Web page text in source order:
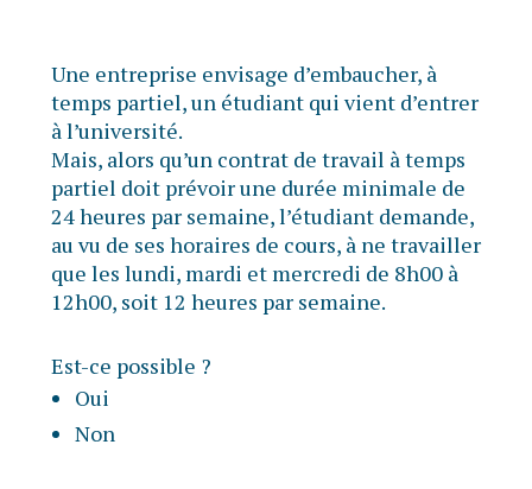
Une entreprise envisage d’embaucher, à
temps partiel, un étudiant qui vient d’entrer
à l’université.
Mais, alors qu’un contrat de travail à temps
partiel doit prévoir une durée minimale de
24 heures par semaine, l’étudiant demande,
au vu de ses horaires de cours, à ne travailler
que les lundi, mardi et mercredi de 8h00 à
12h00, soit 12 heures par semaine.
Est-ce possible ?
Oui
Non